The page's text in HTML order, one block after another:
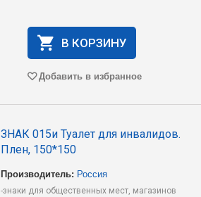
В КОРЗИНУ
Добавить в избранное
ЗНАК 015и Туалет для инвалидов.
Плен, 150*150
Производитель: Россия
-знаки для общественных мест, магазинов